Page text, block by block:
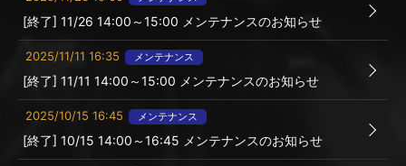
[終了] 11/26 14:00～15:00 メンテナンスのお知らせ
2025/11/11 16:35 メンテナンス
[終了] 11/11 14:00～15:00 メンテナンスのお知らせ
2025/10/15 16:45 メンテナンス
[終了] 10/15 14:00～16:45 メンテナンスのお知らせ